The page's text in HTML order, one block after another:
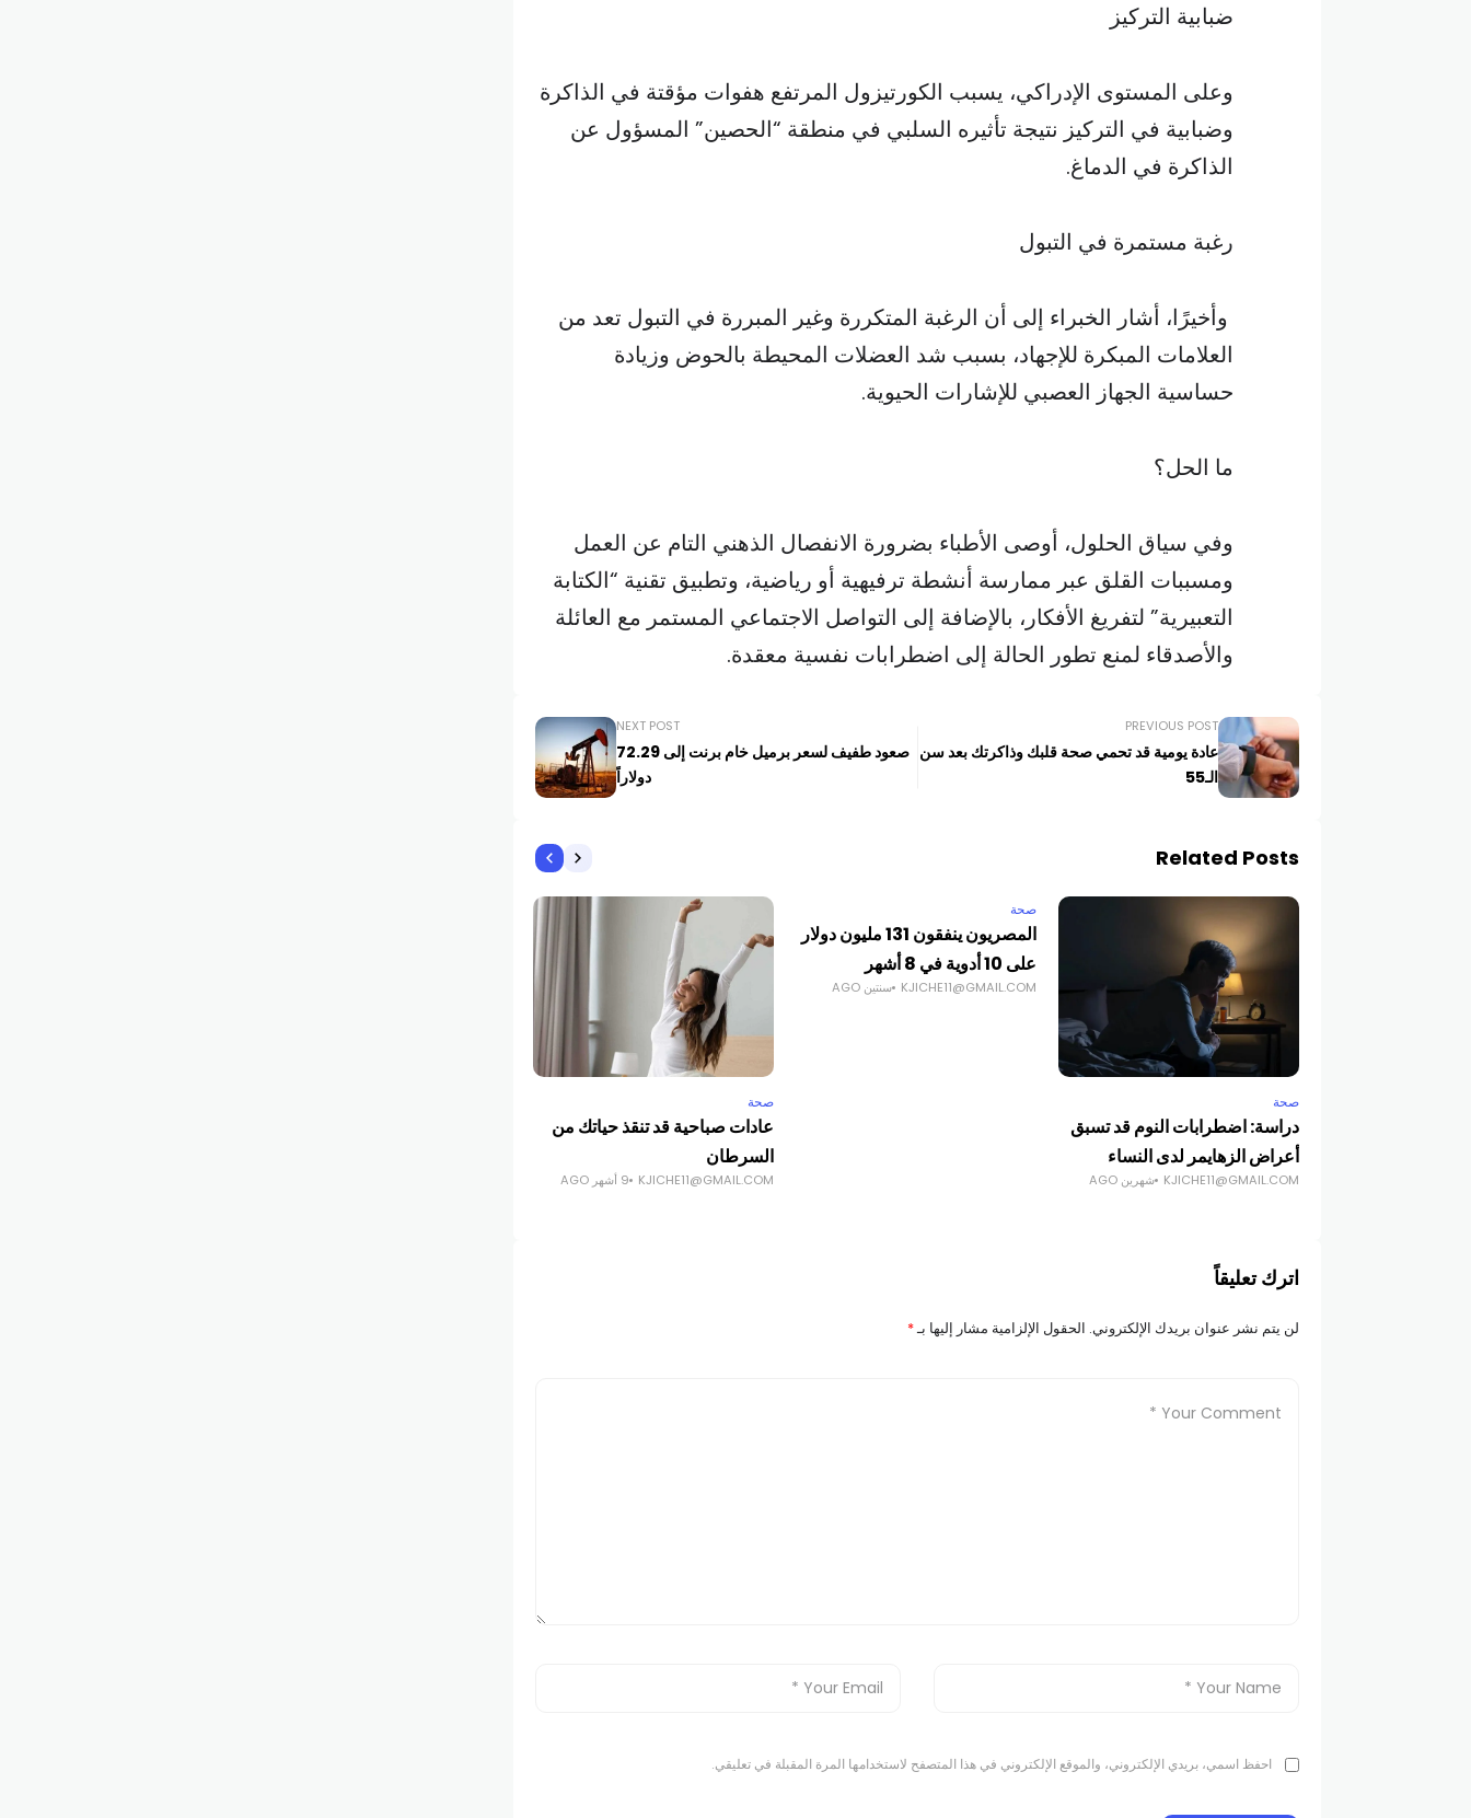
ضبابية التركيز
وعلى المستوى الإدراكي، يسبب الكورتيزول المرتفع هفوات مؤقتة في الذاكرة
وضبابية في التركيز نتيجة تأثيره السلبي في منطقة “الحصين” المسؤول عن
الذاكرة في الدماغ.
رغبة مستمرة في التبول
وأخيرًا، أشار الخبراء إلى أن الرغبة المتكررة وغير المبررة في التبول تعد من
العلامات المبكرة للإجهاد، بسبب شد العضلات المحيطة بالحوض وزيادة
حساسية الجهاز العصبي للإشارات الحيوية.
ما الحل؟
وفي سياق الحلول، أوصى الأطباء بضرورة الانفصال الذهني التام عن العمل
ومسببات القلق عبر ممارسة أنشطة ترفيهية أو رياضية، وتطبيق تقنية “الكتابة
التعبيرية” لتفريغ الأفكار، بالإضافة إلى التواصل الاجتماعي المستمر مع العائلة
والأصدقاء لمنع تطور الحالة إلى اضطرابات نفسية معقدة.
PREVIOUS POST
عادة يومية قد تحمي صحة قلبك وذاكرتك بعد سن
الـ55
NEXT POST
صعود طفيف لسعر برميل خام برنت إلى 72.29
دولاراً
Related Posts
صحة
دراسة: اضطرابات النوم قد تسبق
أعراض الزهايمر لدى النساء
KJICHE11@GMAIL.COM شهرين AGO
صحة
المصريون ينفقون 131 مليون دولار
على 10 أدوية في 8 أشهر
KJICHE11@GMAIL.COM سنتين AGO
صحة
عادات صباحية قد تنقذ حياتك من
السرطان
KJICHE11@GMAIL.COM 9 أشهر AGO
اترك تعليقاً
لن يتم نشر عنوان بريدك الإلكتروني. الحقول الإلزامية مشار إليها بـ*
احفظ اسمي، بريدي الإلكتروني، والموقع الإلكتروني في هذا المتصفح لاستخدامها المرة المقبلة في تعليقي.